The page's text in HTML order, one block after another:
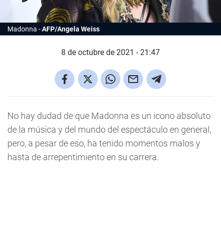
Madonna AFP/Angela Weiss
8 de octubre de 2021 - 21:47
No hay dudad de que Madonna es un icono absoluto
de la música y del mundo del espectáculo en general,
pero, a pesar de eso, ha tenido momentos malos y
hasta de arrepentimiento en su carrera.